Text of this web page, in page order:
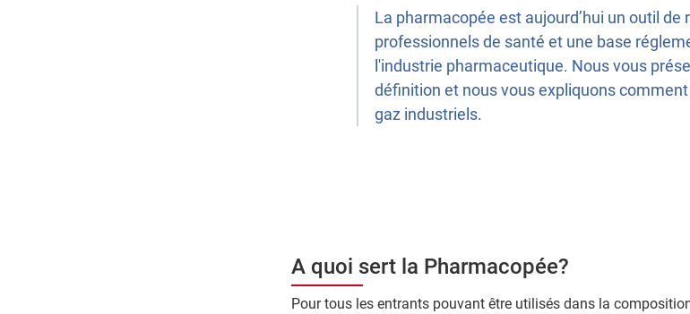
La pharmacopée est aujourd’hui un outil de
professionnels de santé et une base
l'industrie pharmaceutique. Nous vous
définition et nous vous expliquons comment
gaz industriels.
A quoi sert la Pharmacopée?
Pour tous les entrants pouvant être utilisés dans la